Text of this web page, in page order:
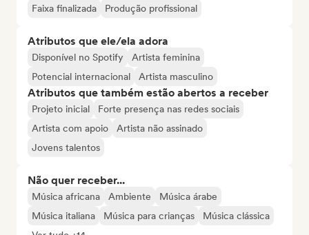
Faixa finalizada Produção profissional
Atributos que ele/ela adora
Disponível no Spotify
Artista feminina
Potencial internacional
Artista masculino
Atributos que também estão abertos a receber
Projeto inicial
Forte presença nas redes sociais
Artista com apoio
Artista não assinado
Jovens talentos
Não quer receber...
Música africana Ambiente
Música árabe
Música italiana
Música para crianças
Música clássica